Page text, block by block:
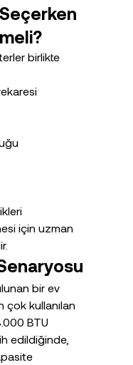
birlikte
için uzman
bir ev
çok kullanılan
BTU
edildiğinde,